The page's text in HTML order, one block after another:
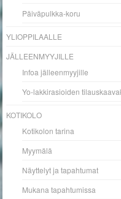
Päiväpulkka-koru
YLIOPPILAALLE
JÄLLEENMYYJILLE
Infoa jälleenmyyjille
Yo-lakkirasioiden
KOTIKOLO
Kotikolon tarina
Myymälä
Näyttelyt ja tapahtumat
Mukana tapahtumissa